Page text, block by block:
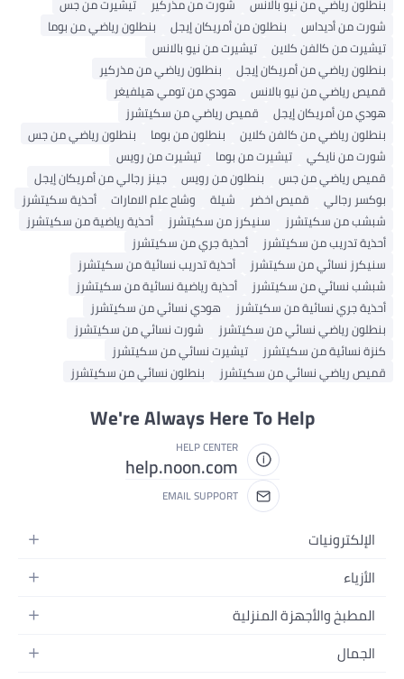
بنطلون رياضي من نيو بالانس
شورت من مذركير
تيشيرت من جس
شورت من أديداس
بنطلون من أمريكان إيجل
بنطلون رياضي من بوما
تيشيرت من كالفن كلاين
تيشيرت من نيو بالانس
بنطلون رياضي من أمريكان إيجل
بنطلون رياضي من مذركير
قميص رياضي من نيو بالانس
هودي من تومي هيلفيغر
هودي من أمريكان إيجل
قميص رياضي من سكيتشرز
بنطلون رياضي من كالفن كلاين
بنطلون من بوما
بنطلون رياضي من جس
شورت من نايكي
تيشيرت من بوما
تيشيرت من رويس
قميص رياضي من جس
بنطلون من رويس
جينز رجالي من أمريكان إيجل
بوكسر رجالي
قميص اخضر شيلة وشاح علم الامارات
أحذية سكيتشرز
شبشب من سكيتشرز
سنيكرز من سكيتشرز
أحذية رياضية من سكيتشرز
أحذية تدريب من سكيتشرز
أحذية جري من سكيتشرز
سنيكرز نسائي من سكيتشرز
أحذية تدريب نسائية من سكيتشرز
شبشب نسائي من سكيتشرز
أحذية رياضية نسائية من سكيتشرز
أحذية جري نسائية من سكيتشرز
هودي نسائي من سكيتشرز
بنطلون رياضي نسائي من سكيتشرز
شورت نسائي من سكيتشرز
كنزة نسائية من سكيتشرز
تيشيرت نسائي من سكيتشرز
قميص رياضي نسائي من سكيتشرز
بنطلون نسائي من سكيتشرز
We're Always Here To Help
HELP CENTER
help.noon.com
EMAIL SUPPORT
الإلكترونيات
الجوالات
اللابتوبات
الأجهزة المنزلية
الأزياء
أزياء نسائية
أزياء البنات
المطبخ والأجهزة المنزلية
الحمام
الجمال